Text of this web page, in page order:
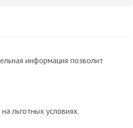
информация позволит
льготных условиях.